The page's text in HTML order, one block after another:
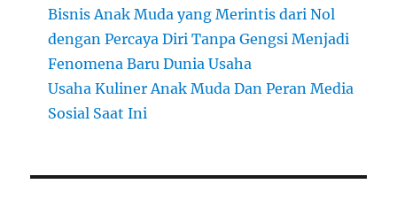
Bisnis Anak Muda yang Merintis dari Nol
dengan Percaya Diri Tanpa Gengsi Menjadi
Fenomena Baru Dunia Usaha
Usaha Kuliner Anak Muda Dan Peran Media
Sosial Saat Ini